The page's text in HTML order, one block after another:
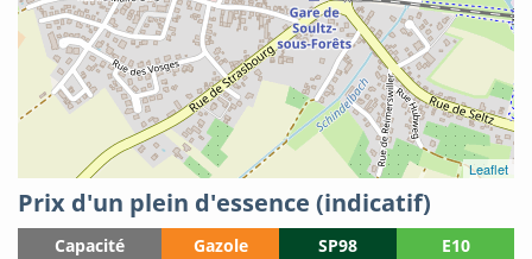
Leaflet
Prix d'un plein d'essence (indicatif)
Capacité Gazole SP98
E10